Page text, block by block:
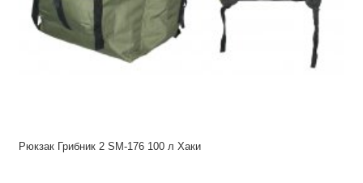
Рюкзак Грибник 2 SM-176 100 л Хаки